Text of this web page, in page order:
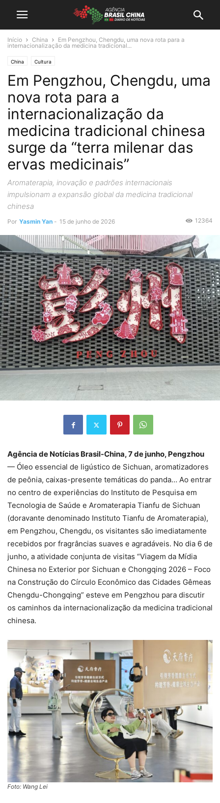
Início China
Em Pengzhou, Chengdu, uma nova rota para a
internacionalização da medicina tradicional...
China Cultura
Em Pengzhou, Chengdu, uma
nova rota para a
internacionalização da
medicina tradicional chinesa
surge da “terra milenar das
ervas medicinais”
Aromaterapia, inovação e padrões internacionais
impulsionam a expansão global da medicina tradicional
chinesa
Por Yasmin Yan - 15 de junho de 2026 12364
Agência de Notícias Brasil-China, 7 de junho, Pengzhou
— Óleo essencial de ligústico de Sichuan, aromatizadores
de peônia, caixas-presente temáticas do panda… Ao entrar
no centro de experiências do Instituto de Pesquisa em
Tecnologia de Saúde e Aromaterapia Tianfu de Sichuan
(doravante denominado Instituto Tianfu de Aromaterapia),
em Pengzhou, Chengdu, os visitantes são imediatamente
recebidos por fragrâncias suaves e agradáveis. No dia 6 de
junho, a atividade conjunta de visitas “Viagem da Mídia
Chinesa no Exterior por Sichuan e Chongqing 2026 – Foco
na Construção do Círculo Econômico das Cidades Gêmeas
Chengdu-Chongqing” esteve em Pengzhou para discutir
os caminhos da internacionalização da medicina tradicional
chinesa.
Foto: Wang Lei